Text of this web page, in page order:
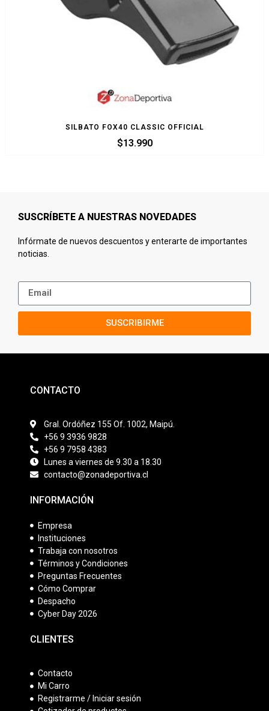
SILBATO FOX40 CLASSIC OFFICIAL
$13.990
SUSCRÍBETE A NUESTRAS NOVEDADES
Infórmate de nuevos descuentos y enterarte de importantes
noticias.
SUSCRIBIRME
CONTACTO
Gral. Ordóñez 155 Of. 1002, Maipú.
+56 9 3936 9828
+56 9 7958 4383
Lunes a viernes de 9.30 a 18.30
contacto@zonadeportiva.cl
INFORMACIÓN
Empresa
Instituciones
Trabaja con nosotros
Términos y Condiciones
Preguntas Frecuentes
Cómo Comprar
Despacho
Cyber Day 2026
CLIENTES
Contacto
Mi Carro
Registrarme / Iniciar sesión